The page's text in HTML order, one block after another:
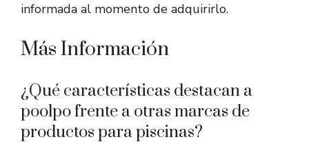
informada al momento de adquirirlo.
Más Información
¿Qué características destacan a
poolpo frente a otras marcas de
productos para piscinas?